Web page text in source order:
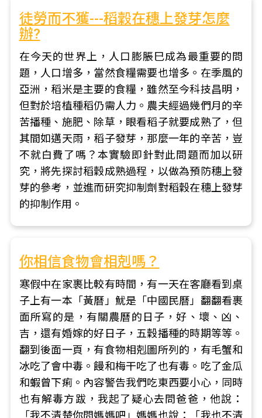
徒勞而不獲---稻穀在穗上發芽怎麼
辦?
在今天的世界上，人口膨脹巳成為最重要的問
題，人口增多，當然食糧需要也增多。在季風的
亞洲，稻米是主要的食糧，雖然至今科技昌明，
但對於培植種稻仍需人力。農夫經過幾們月的辛
苦播種、施肥、除草，眼看稻子就要成熟了，但
其間如邁天雨，稻子發芽，那麼一年的辛苦，豈
不就白費了嗎？本實驗即針對此問題而加以研
究，將先探討稻穀成熟過程，以做為預防穗上發
芽的參考，並進而研究抑制劑對稻穀在穗上發芽
的抑制作用。
你相信食物會相剋嗎？
寒假中在家裹比較有時間，有一天在客廳看到桌
子上有一本「黃曆」魷是「中國民曆」翻翻看裹
面所寫的是，有關農曆的日子，好、壞、凶、
吉，還有婚嫁的好日子，五穀播種的時期等等。
翻到後面一頁，有食物相剋圖所列的，有毛蟹和
冰吃了會中毒。饅和梅干吃了也有毒。吃了金瓜
和蝦曾下痢。內容警告我們吃東西要小心，同時
也有解毒方跋，我起了疑心去問爸爸，他說：
「我不清楚你問媽媽吧」媽媽也說：「我也不清